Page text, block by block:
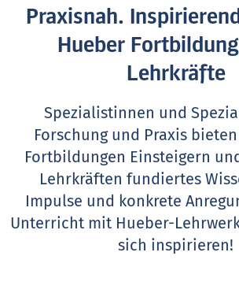
Praxisnah.
Hueber
Lehrkräfte
Spezialistinnen und
Forschung und Praxis
Fortbildungen Einsteigern
Lehrkräften fundiertes
Impulse und konkrete
Unterricht mit Hueber-
sich inspirieren!